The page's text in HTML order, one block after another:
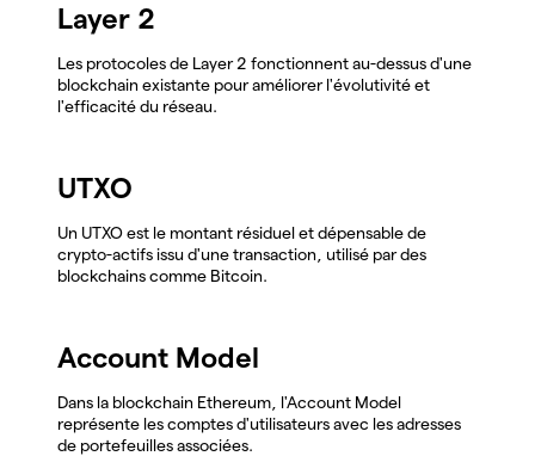
Layer 2
Les protocoles de Layer 2 fonctionnent au-dessus d'une
blockchain existante pour améliorer l'évolutivité et
l'efficacité du réseau.
UTXO
Un UTXO est le montant résiduel et dépensable de
crypto-actifs issu d'une transaction, utilisé par des
blockchains comme Bitcoin.
Account Model
Dans la blockchain Ethereum, l'Account Model
représente les comptes d'utilisateurs avec les adresses
de portefeuilles associées.